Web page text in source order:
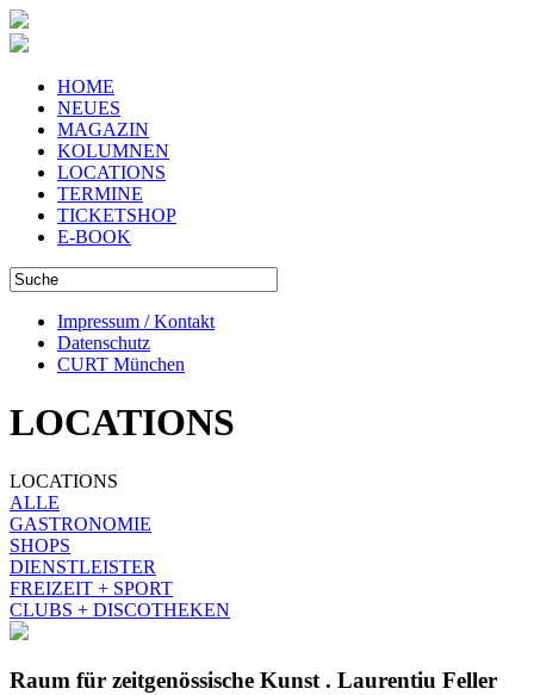
HOME
NEUES
MAGAZIN
KOLUMNEN
LOCATIONS
TERMINE
TICKETSHOP
E-BOOK
Impressum / Kontakt
Datenschutz
CURT München
LOCATIONS
LOCATIONS
ALLE
GASTRONOMIE
SHOPS
DIENSTLEISTER
FREIZEIT + SPORT
CLUBS + DISCOTHEKEN
Raum für zeitgenössische Kunst . Laurentiu Feller